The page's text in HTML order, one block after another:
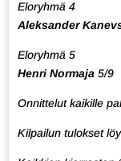
Eloryhmä 4
Aleksander
Eloryhmä 5
Henri Normaja 5/9
Onnittelut kaikille
Kilpailun tulokset